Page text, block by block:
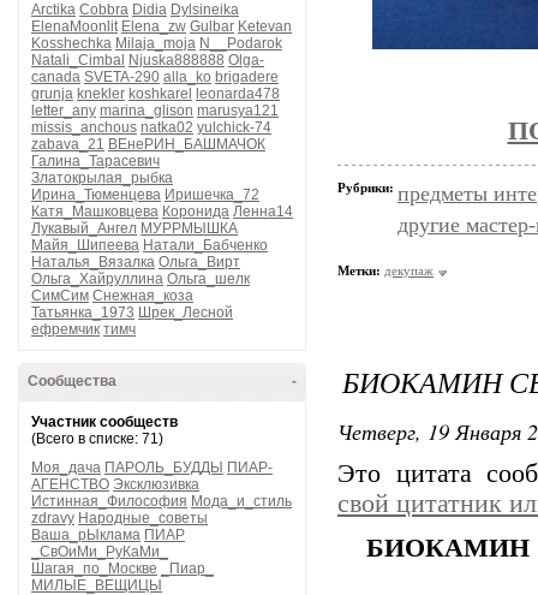
Arctika Cobbra Didia Dylsineika
ElenaMoonlit Elena_zw Gulbar Ketevan
Kosshechka Milaja_moja N__Podarok
Natali_Cimbal Njuska888888 Olga-
canada SVETA-290 alla_ko brigadere
grunja knekler koshkarel
leonarda478
letter_any marina_glison marusya121
missis_anchous natka02 yulchick-74
zabava_21 ВЕнеРИН_БАШМАЧОК
Галина_Тарасевич
Златокрылая_рыбка
Ирина_Тюменцева Иришечка_72
Катя_Машковцева Коронида Ленна14
Лукавый_Ангел МУРРМЫШКА
Майя_Шипеева Натали_Бабченко
Наталья_Вязалка Ольга_Вирт
Ольга_Хайруллина Ольга_шелк
СимСим Снежная_коза
Татьянка_1973 Шрек_Лесной
ефремчик тимч
-
Сообщества
Участник сообществ
(Всего в списке: 71)
Моя_дача ПАРОЛЬ_БУДДЫ ПИАР-
АГЕНСТВО Эксклюзивка
Истинная_Философия Мода_и_стиль
zdravy Народные_советы
Ваша_рЫклама ПИАР
_СвОиМи_РуКаМи_
Шагая_по_Москве
_Пиар_
МИЛЫЕ_ВЕЩИЦЫ
Рубрики: предметы
другие
Метки: декупаж
БИОКАМИН
Четверг, 19 Января
Это цитата
свой цитатник
БИОКАМИН